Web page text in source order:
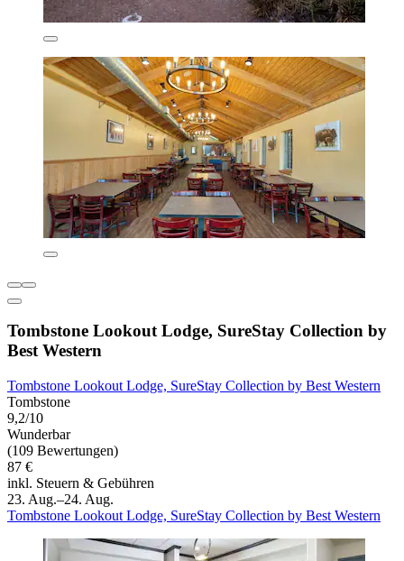
Tombstone Lookout Lodge, SureStay Collection by
Best Western
Tombstone Lookout Lodge, SureStay Collection by Best Western
Tombstone
9,2/10
Wunderbar
(109 Bewertungen)
87 €
inkl. Steuern & Gebühren
23. Aug.–24. Aug.
Tombstone Lookout Lodge, SureStay Collection by Best Western